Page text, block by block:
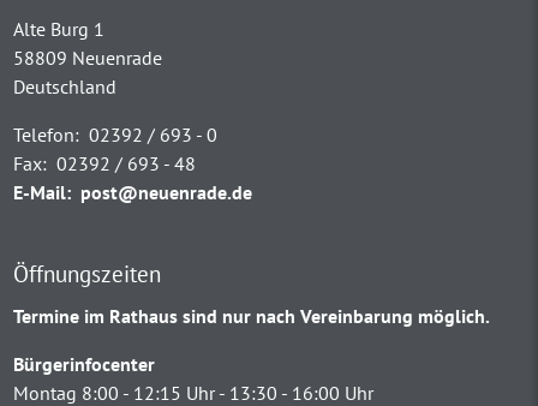
Alte Burg 1
58809 Neuenrade
Deutschland
Telefon: 02392 / 693 - 0
Fax: 02392 / 693 - 48
E-Mail: post@neuenrade.de
Öffnungszeiten
Termine im Rathaus sind nur nach Vereinbarung möglich.
Bürgerinfocenter
Montag 8:00 - 12:15 Uhr - 13:30 - 16:00 Uhr